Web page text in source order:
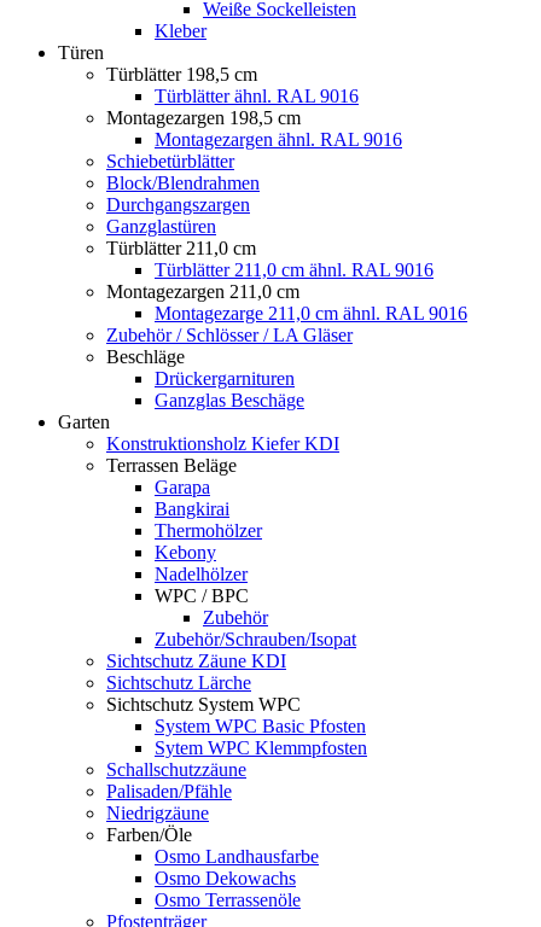
Weiße Sockelleisten
Kleber
Türen
Türblätter 198,5 cm
Türblätter ähnl. RAL 9016
Montagezargen 198,5 cm
Montagezargen ähnl. RAL 9016
Schiebetürblätter
Block/Blendrahmen
Durchgangszargen
Ganzglastüren
Türblätter 211,0 cm
Türblätter 211,0 cm ähnl. RAL 9016
Montagezargen 211,0 cm
Montagezarge 211,0 cm ähnl. RAL 9016
Zubehör / Schlösser / LA Gläser
Beschläge
Drückergarnituren
Ganzglas Beschäge
Garten
Konstruktionsholz Kiefer KDI
Terrassen Beläge
Garapa
Bangkirai
Thermohölzer
Kebony
Nadelhölzer
WPC / BPC
Zubehör
Zubehör/Schrauben/Isopat
Sichtschutz Zäune KDI
Sichtschutz Lärche
Sichtschutz System WPC
System WPC Basic Pfosten
Sytem WPC Klemmpfosten
Schallschutzzäune
Palisaden/Pfähle
Niedrigzäune
Farben/Öle
Osmo Landhausfarbe
Osmo Dekowachs
Osmo Terrassenöle
Pfostenträger